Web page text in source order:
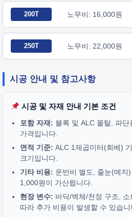
200T 노무비: 16,000원
250T 노무비: 22,000원
시공 안내 및 참고사항
시공 및 자재 안내 기본 조건
포함 자재: 블록 및 ALC 몰탈, 파단
가격입니다.
면적 기준: ALC 1제곱미터(회베)
크기입니다.
기타 비용: 운반비 별도, 줄눈(메지
1,000원이 가산됩니다.
현장 변수: 바닥/벽체/천정 구조, 소
따라 추가 비용이 발생할 수 있습니